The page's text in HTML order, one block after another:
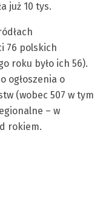
już 10 tys.
76 polskich
roku było ich 56).
ogłoszenia o
(wobec 507 w tym
– w
rokiem.